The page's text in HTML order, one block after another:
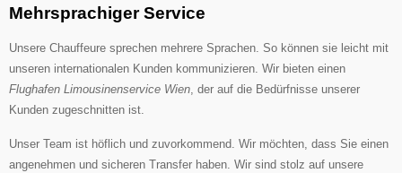
Mehrsprachiger Service
Unsere Chauffeure sprechen mehrere Sprachen. So können sie leicht mit
unseren internationalen Kunden kommunizieren. Wir bieten einen
Flughafen Limousinenservice Wien, der auf die Bedürfnisse unserer
Kunden zugeschnitten ist.
Unser Team ist höflich und zuvorkommend. Wir möchten, dass Sie einen
angenehmen und sicheren Transfer haben. Wir sind stolz auf unsere